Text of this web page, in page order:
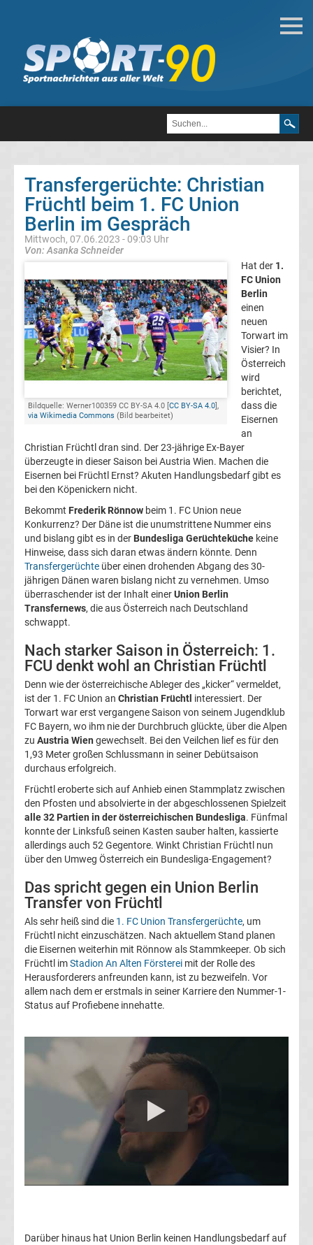
Deutsche
Transfergerüchte
FC
Heidenheim
1846
1.
FC
Kaiserslautern
Transfergerüchte
FC
Köln
Transfergerüchte
1.
FC
Magdeburg
Transfergerüchte
1.
FC
Transfergerüchte
1.
FC
Saarbrücken
Transfergerüchte
1.
Union
Transfergerüchte
Transfergerüchte: Christian
Früchtl beim 1. FC Union
Berlin im Gespräch
Mittwoch, 07.06.2023 - 09:03 Uhr
Von: Asanka Schneider
Bildquelle: Werner100359 CC BY-SA 4.0 [CC BY-SA 4.0],
via Wikimedia Commons (Bild bearbeitet)
Hat der 1.
FC Union
Berlin
einen
neuen
Torwart im
Visier? In
Österreich
wird
berichtet,
dass die
Eisernen
an
Christian Früchtl dran sind. Der 23-jährige Ex-Bayer
überzeugte in dieser Saison bei Austria Wien. Machen die
Eisernen bei Früchtl Ernst? Akuten Handlungsbedarf gibt es
bei den Köpenickern nicht.
Bekommt Frederik Rönnow beim 1. FC Union neue
Konkurrenz? Der Däne ist die unumstrittene Nummer eins
und bislang gibt es in der Bundesliga Gerüchteküche keine
Hinweise, dass sich daran etwas ändern könnte. Denn
Transfergerüchte über einen drohenden Abgang des 30-
jährigen Dänen waren bislang nicht zu vernehmen. Umso
überraschender ist der Inhalt einerUnion Berlin
Transfernews, die aus Österreich nach Deutschland
schwappt.
Nach starker Saison in Österreich: 1.
FCU denkt wohl an Christian Früchtl
Denn wie der österreichische Ableger des „kicker“ vermeldet,
ist der 1. FC Union an Christian Früchtl interessiert. Der
Torwart war erst vergangene Saison von seinem Jugendklub
FC Bayern, wo ihm nie der Durchbruch glückte, über die Alpen
zu Austria Wien gewechselt. Bei den Veilchen lief es für den
1,93 Meter großen Schlussmann in seiner Debütsaison
durchaus erfolgreich.
Früchtl eroberte sich auf Anhieb einen Stammplatz zwischen
den Pfosten und absolvierte in der abgeschlossenen Spielzeit
alle 32 Partien in der österreichischen Bundesliga. Fünfmal
konnte der Linksfuß seinen Kasten sauber halten, kassierte
allerdings auch 52 Gegentore. Winkt Christian Früchtl nun
über den Umweg Österreich ein Bundesliga-Engagement?
Das spricht gegen ein Union Berlin
Transfer von Früchtl
Als sehr heiß sind die 1. FC Union Transfergerüchte, um
Früchtl nicht einzuschätzen. Nach aktuellem Stand planen
die Eisernen weiterhin mit Rönnow als Stammkeeper. Ob sich
Früchtl imStadion An Alten Försterei mit der Rolle des
Herausforderers anfreunden kann, ist zu bezweifeln. Vor
allem nach dem er erstmals in seiner Karriere den Nummer-1-
Status auf Profiebene innehatte.
Darüber hinaus hat Union Berlin keinen Handlungsbedarf auf